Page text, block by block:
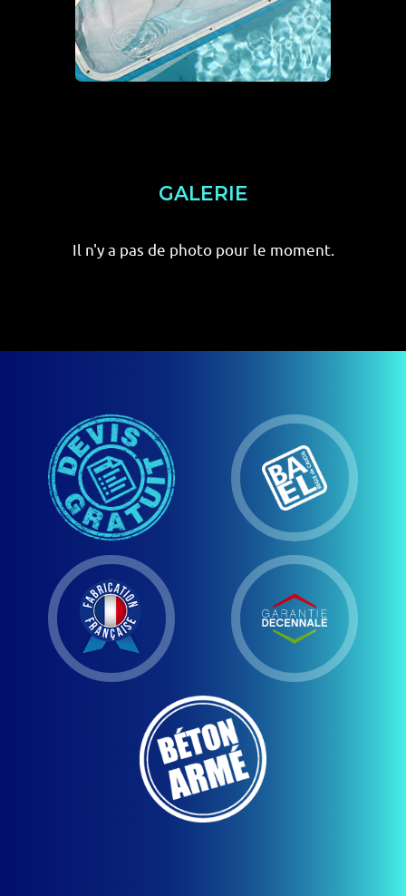
GALERIE
Il n'y a pas de photo pour le moment.